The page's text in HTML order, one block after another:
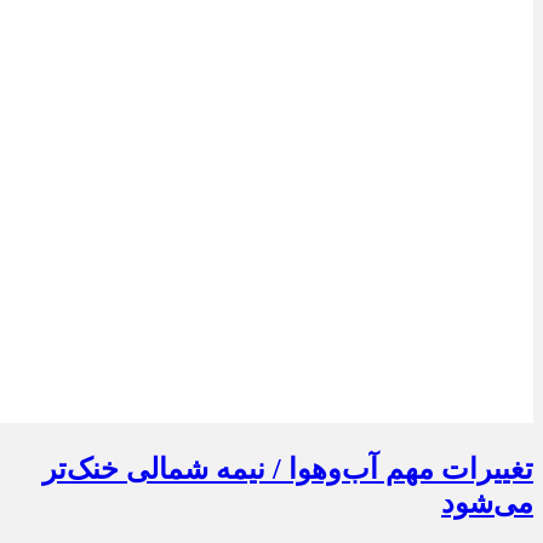
تغییرات مهم آب‌وهوا / نیمه شمالی خنک‌تر
می‌شود